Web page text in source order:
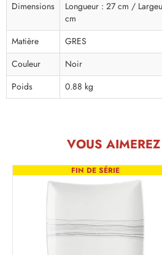
Dimensions
Longueur : 27 cm /
cm
Matière
GRES
Couleur
Noir
Poids
0.88 kg
VOUS AIMEREZ
FIN DE SÉRIE